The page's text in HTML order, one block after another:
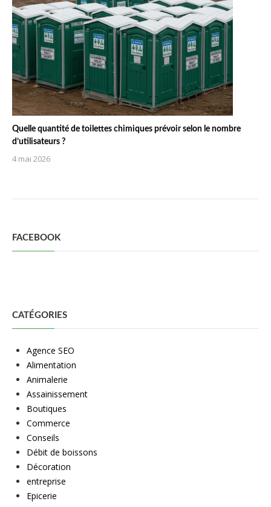
Quelle quantité de toilettes chimiques prévoir selon le nombre
d’utilisateurs ?
4 mai 2026
FACEBOOK
CATÉGORIES
Agence SEO
Alimentation
Animalerie
Assainissement
Boutiques
Commerce
Conseils
Débit de boissons
Décoration
entreprise
Epicerie